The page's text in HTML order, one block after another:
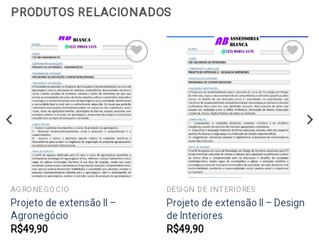
PRODUTOS RELACIONADOS
Add to
wishlist
AGRONEGÓCIO
Projeto de extensão II –
Agronegócio
R$49,90
Add to
wishlist
DESIGN DE INTERIORES
Projeto de extensão II – Design
de Interiores
R$49,90